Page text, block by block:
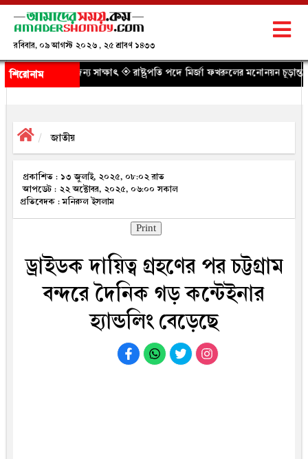
রবিবার, ০৯ আগস্ট ২০২৬ , ২৫ শ্রাবণ ১৪৩৩
শিরোনাম
সাক্ষাৎ◈ রাষ্ট্রপতি পদে মির্জা ফখরুলের মনোনয়ন চূড়ান্ত, ঘোষণা বুধবার◈
জাতীয়
প্রকাশিত : ১৩ জুলাই, ২০২৫, ০৮:০২ রাত
আপডেট : ২২ অক্টোবর, ২০২৫, ০৬:০০ সকাল
প্রতিবেদক : মনিরুল ইসলাম
Print
ড্রাইডক দায়িত্ব গ্রহণের পর চট্টগ্রাম
বন্দরে দৈনিক গড় কন্টেইনার
হ্যান্ডলিং বেড়েছে